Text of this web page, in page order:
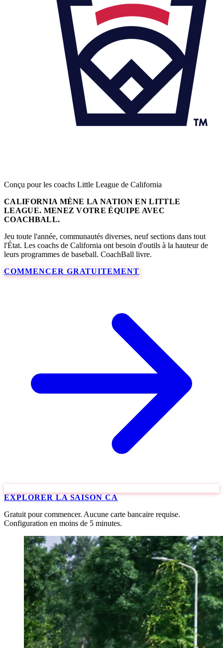
Conçu pour les coachs Little League de California
CALIFORNIA MÈNE LA NATION EN LITTLE
LEAGUE. MENEZ VOTRE ÉQUIPE AVEC
COACHBALL.
Jeu toute l'année, communautés diverses, neuf sections dans tout
l'État. Les coachs de California ont besoin d'outils à la hauteur de
leurs programmes de baseball. CoachBall livre.
COMMENCER GRATUITEMENT
EXPLORER LA SAISON CA
Gratuit pour commencer. Aucune carte bancaire requise.
Configuration en moins de 5 minutes.